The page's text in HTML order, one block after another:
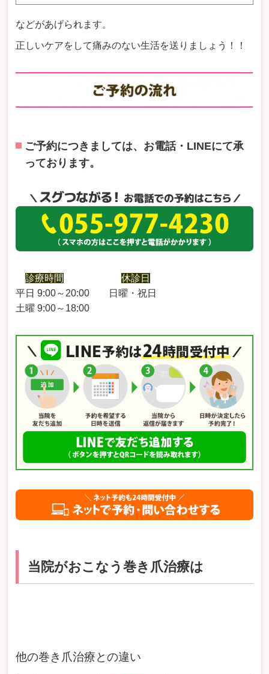
などがあげられます。
正しいケアをして痛みのない生活を送りましょう！！
ご予約につきましては、お電話・LINEにて承
っております。
診療時間
休診日
平日 9:00～20:00 日曜・祝日
土曜 9:00～18:00
当院がおこなう巻き爪治療は
他の巻き爪治療との違い